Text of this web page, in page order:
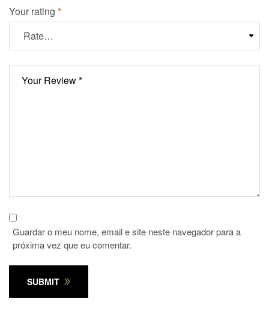
Your rating *
Guardar o meu nome, email e site neste navegador para a
próxima vez que eu comentar.
SUBMIT